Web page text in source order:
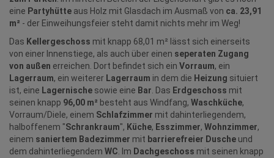
eine Partyhütte aus Holz mit Glasdach im Ausmaß von ca. 23,91
m² - der Einweihungsfeier steht damit nichts mehr im Weg!
Das Kellergeschoss mit knapp 68,01 m² lässt sich einerseits
von einer Innenstiege, als auch über einen seperaten Zugang
von außen erreichen. Dort befindet sich ein Vorraum, ein
Lagerraum, ein weiterer Lagerraum in dem die Heizung situiert
ist, eine Lagernische sowie eine Bar. Das Erdgeschoss mit
seinen knapp 96,00 m² besteht aus Windfang, Waschküche,
Vorraum/Diele, einem Schlafzimmer mit dahinterliegendem,
halboffenem "Schrankraum", Küche, Esszimmer, Wohnzimmer,
einem saniertem Badezimmer mit barrierefreier Dusche und
dem dahinterliegendem WC. Im Dachgeschoss mit seinen knapp